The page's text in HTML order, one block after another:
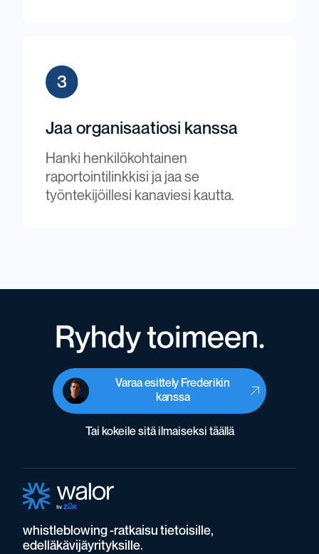
Jaa organisaatiosi kanssa
Hanki henkilökohtainen
raportointilinkkisi ja jaa se
työntekijöillesi kanaviesi kautta.
Ryhdy toimeen.
Varaa esittely Frederikin
kanssa
Tai kokeile sitä ilmaiseksi täällä
whistleblowing -ratkaisu tietoisille,
edelläkävijäyrityksille.